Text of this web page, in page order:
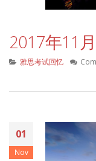
2017年11
雅思考试回忆
01
Nov